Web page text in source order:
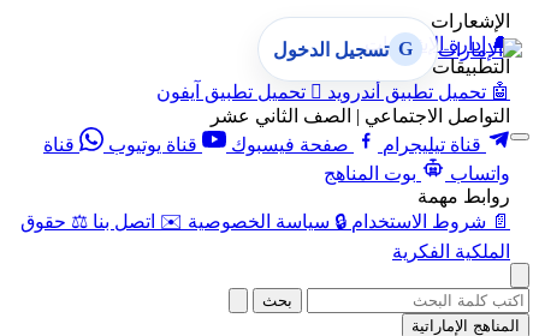
الإشعارات
🔔 إدارة الإشعارات
التطبيقات
🤖 تحميل تطبيق أندرويد  تحميل تطبيق آيفون
التواصل الاجتماعي | الصف الثاني عشر
قناة تيليجرام
صفحة فيسبوك قناة يوتيوب
قناة
واتساب
بوت المناهج
روابط مهمة
📄 شروط الاستخدام 🔒 سياسة الخصوصية ✉️ اتصل بنا ⚖️ حقوق
الملكية الفكرية
G تسجيل الدخول
بحث
المناهج الإماراتية